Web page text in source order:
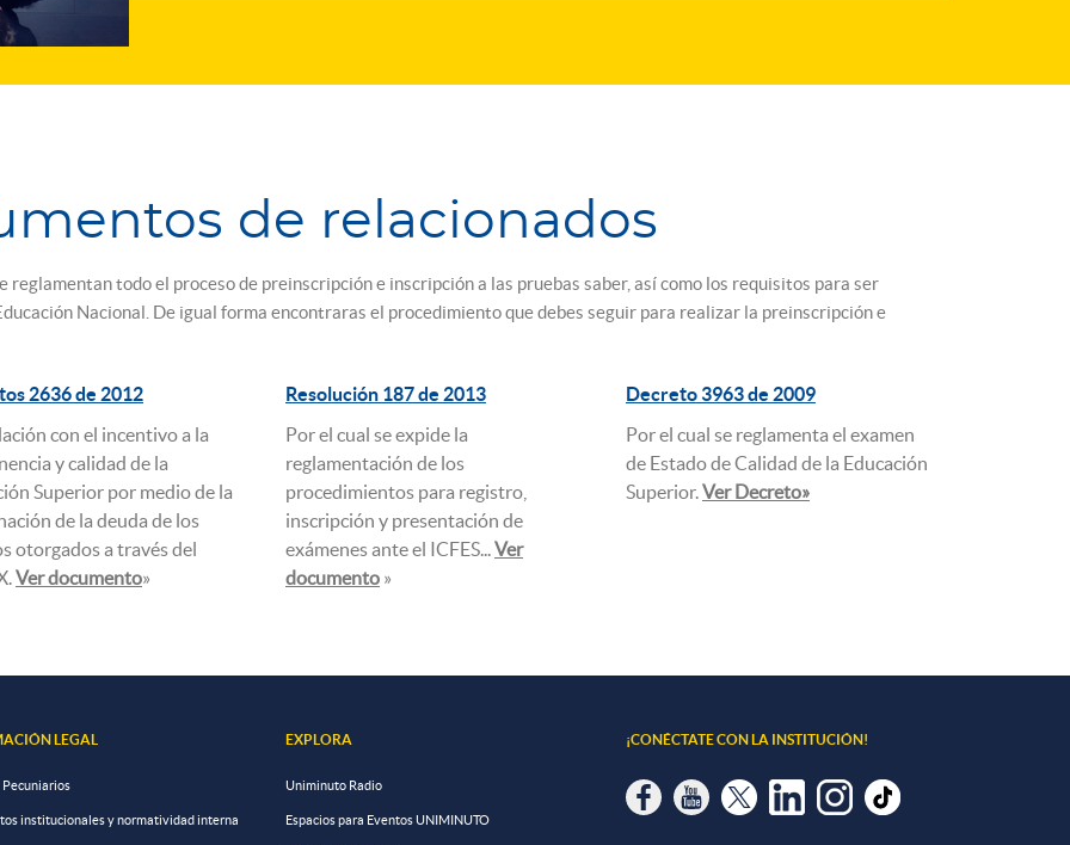
de relacionados
todo el proceso de preinscripción e inscripción a las pruebas saber, así como los requisitos para ser
Nacional. De igual forma encontraras el procedimiento que debes seguir para realizar la preinscripción e
2636 de 2012
con el incentivo a la
y calidad de la
Superior por medio de la
de la deuda de los
otorgados a través del
Ver documento»
Resolución 187 de 2013
Por el cual se expide la
reglamentación de los
procedimientos para registro,
inscripción y presentación de
exámenes ante el ICFES...Ver
documento »
Decreto 3963 de 2009
Por el cual se reglamenta el examen
de Estado de Calidad de la Educación
Superior.Ver Decreto»
LEGAL
Pecuniarios
institucionales y normatividad interna
EXPLORA
Uniminuto Radio
Espacios para Eventos UNIMINUTO
¡CONÉCTATE CON LA INSTITUCIÓN!